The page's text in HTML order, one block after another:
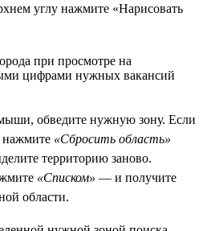
углу нажмите «Нарисовать
обведите нужную зону. Если
нажмите «Сбросить область»
территорию заново.
«Списком» — и получите
области.